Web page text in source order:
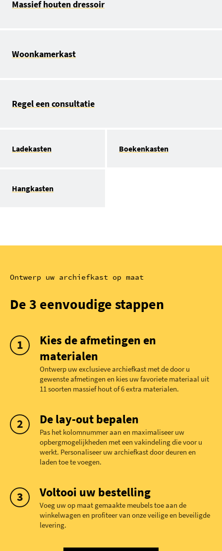
Massief houten dressoir
Woonkamerkast
Regel een consultatie
Ladekasten Boekenkasten
Hangkasten
Ontwerp uw archiefkast op maat
De 3 eenvoudige stappen
Kies de afmetingen en
materialen
Ontwerp uw exclusieve archiefkast met de door u
gewenste afmetingen en kies uw favoriete materiaal uit
11 soorten massief hout of 6 extra materialen.
De lay-out bepalen
Pas het kolomnummer aan en maximaliseer uw
opbergmogelijkheden met een vakindeling die voor u
werkt. Personaliseer uw archiefkast door deuren en
laden toe te voegen.
Voltooi uw bestelling
Voeg uw op maat gemaakte meubels toe aan de
winkelwagen en profiteer van onze veilige en beveiligde
levering.